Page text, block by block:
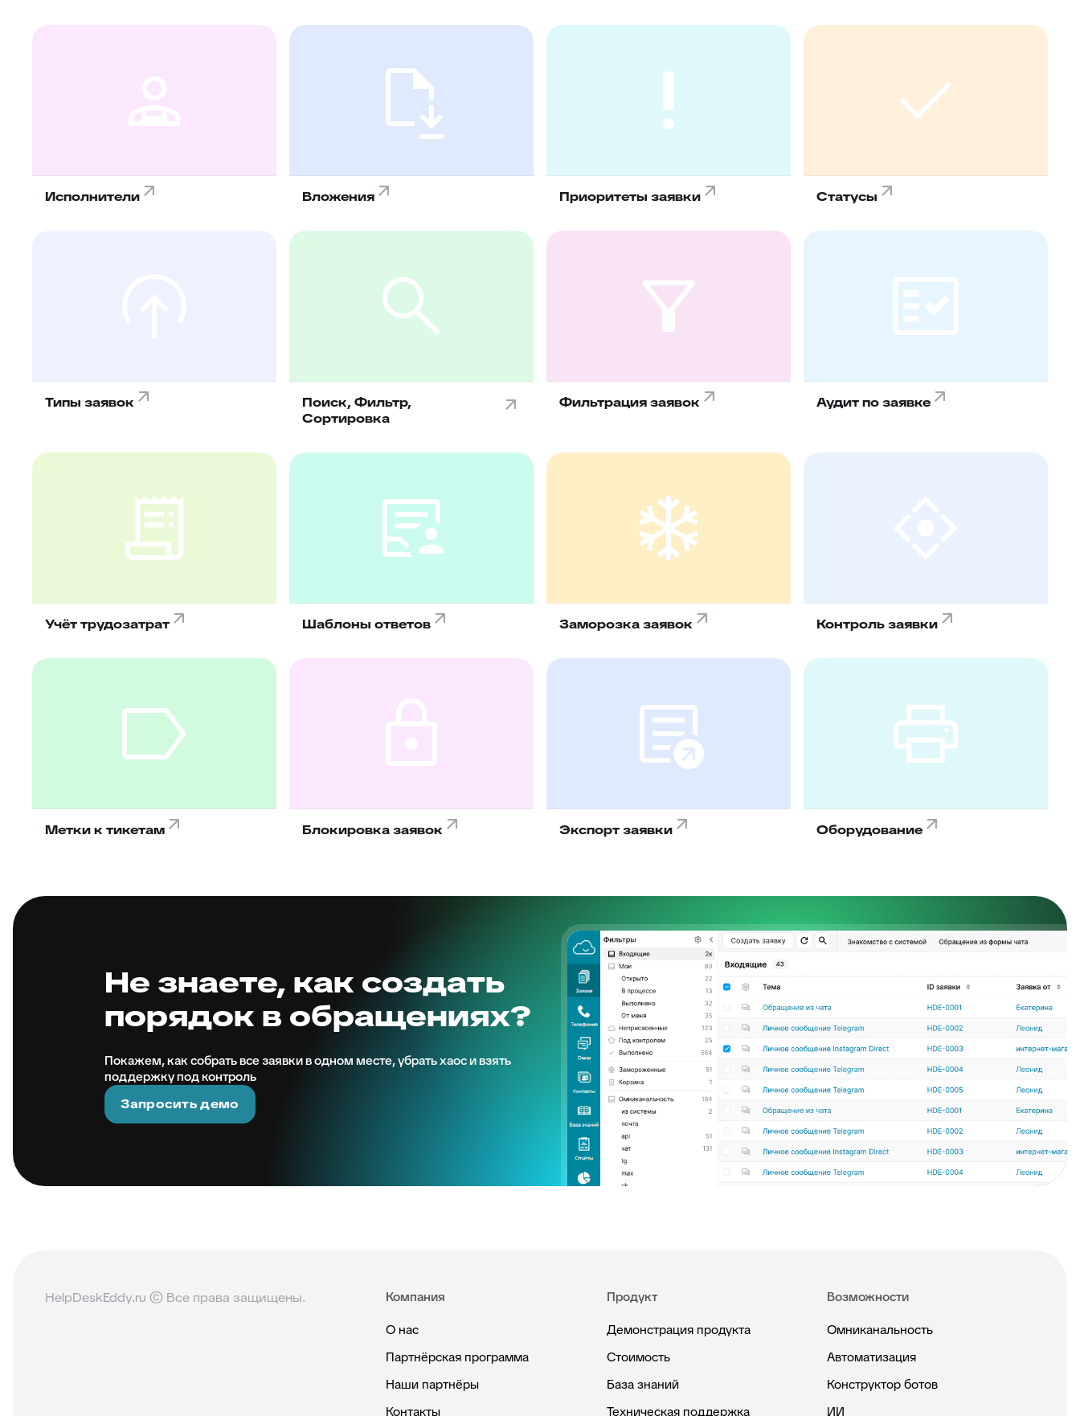
Исполнители Вложения Приоритеты заявки Статусы
Типы заявок
Поиск, Фильтр,
Сортировка
Фильтрация заявок Аудит по заявке
Учёт трудозатрат Шаблоны ответов Заморозка заявок Контроль заявки
Метки к тикетам Блокировка заявок Экспорт заявки Оборудование
Не знаете, как создать
порядок в обращениях?
Покажем, как собрать все заявки в одном месте, убрать хаос и взять
поддержку под контроль
Запросить демо
HelpDeskEddy.ru © Все права защищены.
Компания
О нас
Партнёрская программа
Наши партнёры
Контакты
Продукт
Демонстрация продукта
Стоимость
База знаний
Техническая поддержка
Возможности
Омниканальность
Автоматизация
Конструктор ботов
ИИ